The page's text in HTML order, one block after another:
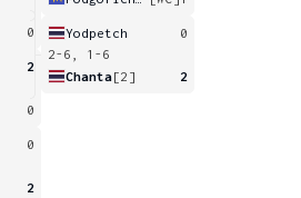
0
2
0
0
2
Yodpetch
0
2-6, 1-6
Chanta[2] 2